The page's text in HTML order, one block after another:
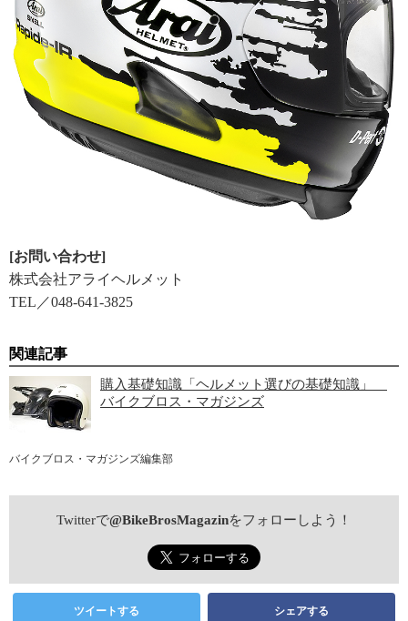
[お問い合わせ]
株式会社アライヘルメット
TEL／048-641-3825
関連記事
購入基礎知識「ヘルメット選びの基礎知識」
バイクブロス・マガジンズ
バイクブロス・マガジンズ編集部
Twitterで@BikeBrosMagazinをフォローしよう！
ツイートする シェアする